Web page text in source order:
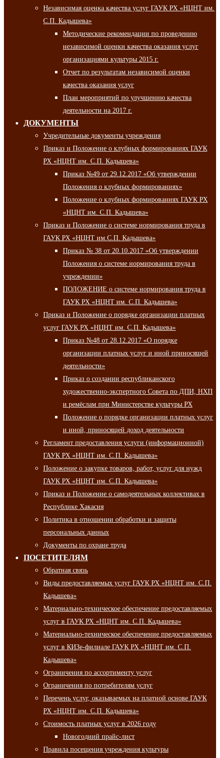
Независимая оценка качества услуг ГАУК РХ «НЦНТ им.
С.П. Кадышева»
Методические рекомендации по проведению
независимой оценки качества оказания услуг
организациями культуры 2015 г.
Отчет по результатам независимой оценки
качества оказания услуг
План мероприятий по улучшению качества
деятельности на 2017 г.
ДОКУМЕНТЫ
Учредительные документы учреждения
Приказ и Положение о клубных формированиях ГАУК
РХ «НЦНТ им. С.П. Кадышева»
Приказ №49 от 29.12.2017 «Об утверждении
Положения о клубных формированиях»
Положение о клубных формированиях ГАУК РХ
«НЦНТ им. С.П. Кадышева»
Приказ и Положение о системе нормирования труда в
ГАУК РХ «НЦНТ им.С.П. Кадышева»
Приказ № 38 от 20.10.2017 «Об утверждении
Положения о системе нормирования труда в
учреждении»
ПОЛОЖЕНИЕ о системе нормирования труда в
ГАУК РХ «НЦНТ им. С.П. Кадышева»
Приказ и Положение о порядке организации платных
услуг ГАУК РХ «НЦНТ им. С.П. Кадышева»
Приказ №48 от 28.12.2017 «О порядке
организации платных услуг и иной приносящей
деятельности»
Приказ о создании республиканского
художественно-экспертного Совета по ДПИ, НХП
и ремёслам при Министерстве культуры РХ
Положение о порядке организации платных услуг
и иной, приносящей доход деятельности
Регламент предоставления услуги (информационной)
ГАУК РХ «НЦНТ им. С.П. Кадышева»
Положение о закупке товаров, работ, услуг для нужд
ГАУК РХ «НЦНТ им. С.П. Кадышева»
Приказ и Положение о самодеятельных коллективах в
Республике Хакасия
Политика в отношении обработки и защиты
персональных данных
Документы по охране труда
ПОСЕТИТЕЛЯМ
Обратная связь
Виды предоставляемых услуг ГАУК РХ «НЦНТ им. С.П.
Кадышева»
Материально-техническое обеспечение предоставляемых
услуг в ГАУК РХ «НЦНТ им. С.П. Кадышева»
Материально-техническое обеспечение предоставляемых
услуг в КИЗе-филиале ГАУК РХ «НЦНТ им. С.П.
Кадышева»
Ограничения по ассортименту услуг
Ограничения по потребителям услуг
Перечень услуг, оказываемых на платной основе ГАУК
РХ «НЦНТ им. С.П. Кадышева»
Стоимость платных услуг в 2026 году
Новогодний прайс-лист
Правила посещения учреждения культуры